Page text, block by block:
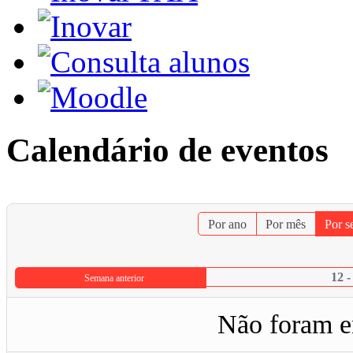
Calendário de eventos
Por ano Por mês Por
Semana anterior 12
Não foram